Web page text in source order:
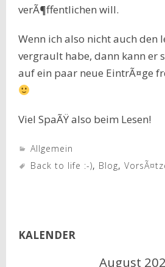
verÃ¶ffentlichen will.
Wenn ich also nicht auch den
vergrault habe, dann kann er
auf ein paar neue EintrÃ¤ge
Viel SpaÃŸ also beim Lesen!
Allgemein
Back to life :-), Blog,
KALENDER
August